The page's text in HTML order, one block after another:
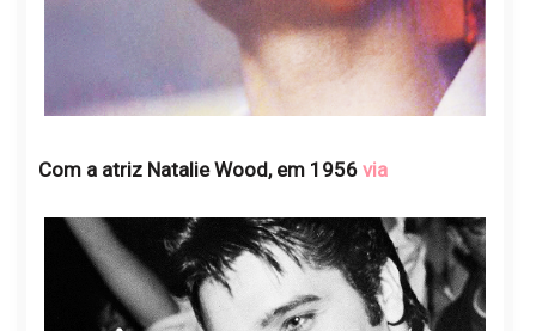
Com a atriz Natalie Wood, em 1956 via